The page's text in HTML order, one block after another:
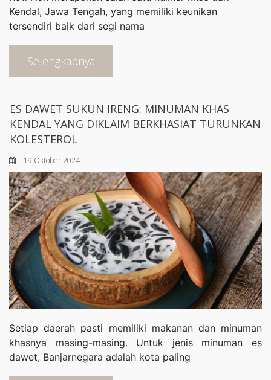
Kendal, Jawa Tengah, yang memiliki keunikan
tersendiri baik dari segi nama
Selengkapnya
ES DAWET SUKUN IRENG: MINUMAN KHAS
KENDAL YANG DIKLAIM BERKHASIAT TURUNKAN
KOLESTEROL
19 Oktober 2024
Setiap daerah pasti memiliki makanan dan minuman
khasnya masing-masing. Untuk jenis minuman es
dawet, Banjarnegara adalah kota paling